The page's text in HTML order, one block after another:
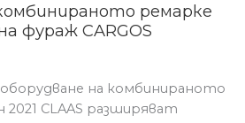
ремарке
фураж CARGOS
на комбинираното
2021 CLAAS разширяват